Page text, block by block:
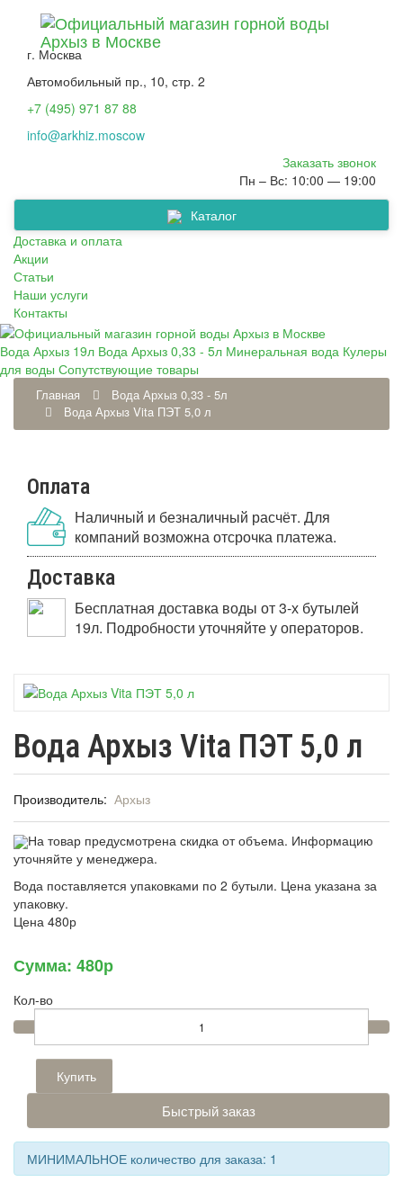
г. Москва
Автомобильный пр., 10, стр. 2
+7 (495) 971 87 88
info@arkhiz.moscow
Заказать звонок
Пн – Вс: 10:00 — 19:00
Каталог
Вода Архыз 19л
Вода Архыз 0,33 - 5л
Минеральная вода
Кулеры для воды
Сопутствующие товары
Доставка и оплата
Акции
Статьи
Наши услуги
Контакты
Вода Архыз 19л Вода Архыз 0,33 - 5л Минеральная вода Кулеры
для воды Сопутствующие товары
Главная
Вода Архыз 0,33 - 5л
Вода Архыз Vita ПЭТ 5,0 л
Оплата
Наличный и безналичный расчёт. Для
компаний возможна отсрочка платежа.
Доставка
Бесплатная доставка воды от 3-х бутылей
19л. Подробности уточняйте у операторов.
Вода Архыз Vita ПЭТ 5,0 л
Производитель: Архыз
На товар предусмотрена скидка от объема. Информацию
уточняйте у менеджера.
Вода поставляется упаковками по 2 бутыли. Цена указана за
упаковку.
Цена 480р
Сумма: 480р
Кол-во
Купить
Быстрый заказ
МИНИМАЛЬНОЕ количество для заказа: 1